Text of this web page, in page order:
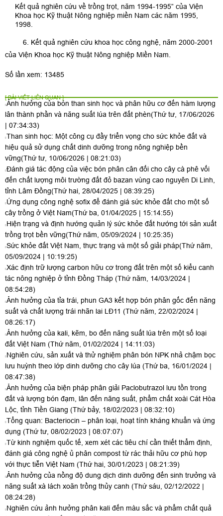
Kết quả nghiên cứu về trồng trọt, năm 1994-1995” của Viện
Khoa học Kỹ thuật Nông nghiệp miền Nam các năm 1995,
1998.
6. Kết quả nghiên cứu khoa học công nghệ, năm 2000-2001
của Viện Khoa học Kỹ thuật Nông nghiệp Miền Nam.
Số lần xem: 13485
[ BÀI VIẾT LIÊN QUAN ]
Ảnh hưởng của bón than sinh học và phân hữu cơ đến hàm lượng
lân thành phần và năng suất lúa trên đất phèn(Thứ tư, 17/06/2026
| 07:34:33)
Than sinh học: Một công cụ đầy triển vọng cho sức khỏe đất và
hiệu quả sử dụng chất dinh dưỡng trong nông nghiệp bền
vững(Thứ tư, 10/06/2026 | 08:21:03)
Đánh giá tác động của việc bón phân cân đối cho cây cà phê vối
đến chất lượng môi trường đất đỏ bazan vùng cao nguyên Di Linh,
tỉnh Lâm Đồng(Thứ hai, 28/04/2025 | 08:39:25)
Ứng dụng công nghệ sofix để đánh giá sức khỏe đất cho một số
cây trồng ở Việt Nam(Thứ ba, 01/04/2025 | 15:14:55)
Hiện trạng và định hướng quản lý sức khỏe đất hướng tới sản xuất
trồng trọt bền vững(Thứ năm, 05/09/2024 | 10:25:35)
Sức khỏe đất Việt Nam, thực trạng và một số giải pháp(Thứ năm,
05/09/2024 | 10:19:25)
Xác định trữ lượng carbon hữu cơ trong đất trên một số kiểu canh
tác nông nghiệp ở tỉnh Đồng Tháp (Thứ năm, 14/03/2024 |
08:54:28)
Ảnh hưởng của tỉa trái, phun GA3 kết hợp bón phân gốc đến năng
suất và chất lượng trái nhãn lai LĐ11 (Thứ năm, 22/02/2024 |
08:26:17)
Ảnh hưởng của kali, kẽm, bo đến năng suất lúa trên một số loại
đất Việt Nam (Thứ năm, 01/02/2024 | 14:11:03)
Nghiên cứu, sản xuất và thử nghiệm phân bón NPK nhả chậm bọc
lưu huỳnh theo lớp dinh dưỡng cho cây lúa (Thứ ba, 16/01/2024 |
08:47:38)
Ảnh hưởng của biện pháp phân giải Paclobutrazol lưu tồn trong
đất và lượng bón đạm, lân đến năng suất, phẩm chất xoài Cát Hòa
Lộc, tỉnh Tiền Giang (Thứ bảy, 18/02/2023 | 08:32:10)
Tổng quan: Bacteriocin – phân loại, hoạt tính kháng khuẩn và ứng
dụng (Thứ tư, 08/02/2023 | 08:07:07)
Từ kinh nghiệm quốc tế, xem xét các tiêu chí cần thiết thẩm định,
đánh giá công nghệ ủ phân compost từ rác thải hữu cơ phù hợp
với thực tiễn Việt Nam (Thứ hai, 30/01/2023 | 08:21:39)
Ảnh hưởng của nồng độ dung dịch dinh dưỡng đến sinh trưởng và
năng suất xà lách xoăn trồng thủy canh (Thứ sáu, 02/12/2022 |
08:24:28)
Nghiên cứu ảnh hưởng phân kali đến màu sắc và phẩm chất quả